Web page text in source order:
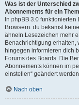
Was ist der Unterschied
Abonnements für ein
In phpBB 3.0
Browsern: du bekamst
ähneln Lesezeichen mehr
Benachrichtigung erhalten,
hingegen informieren dich
Forums des Boards. Die
Abonnements können im
einstellen“ geändert
Nach oben